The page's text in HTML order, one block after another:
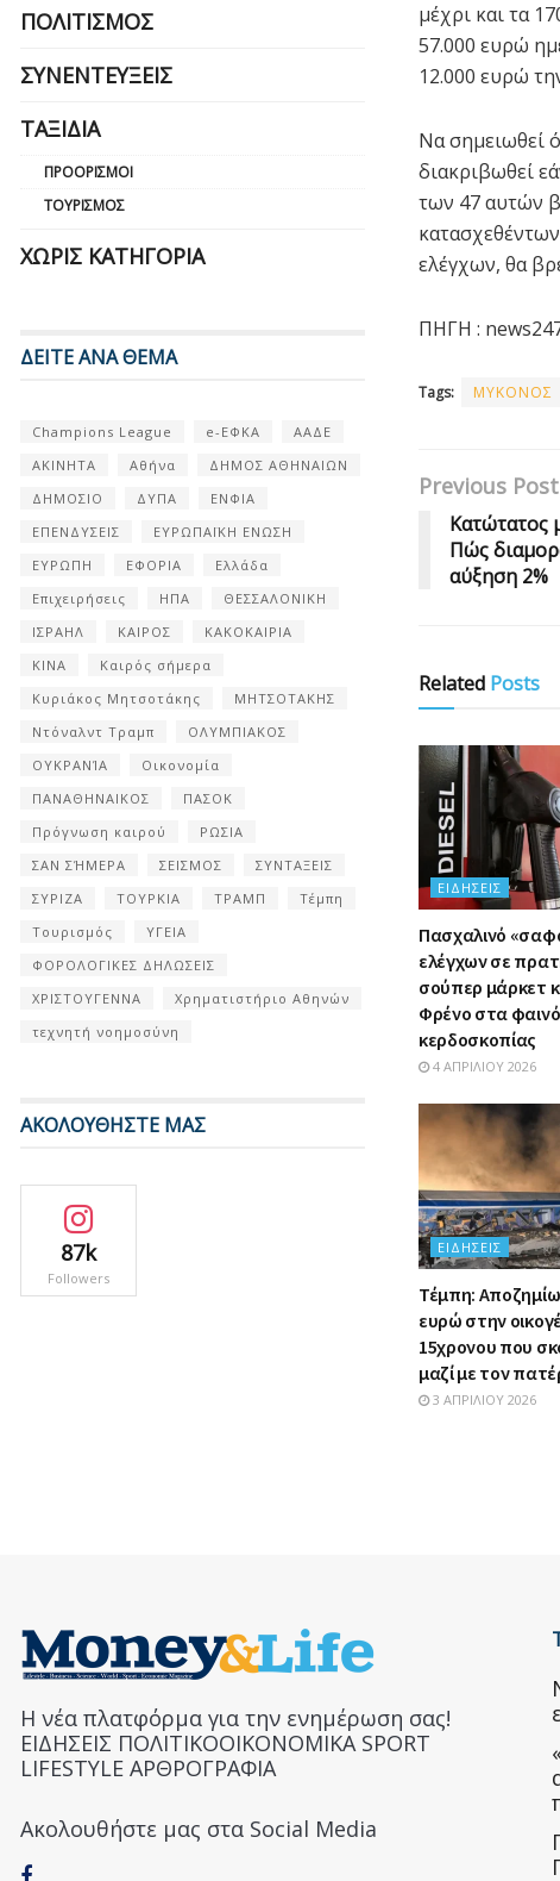
μέχρι και τα
57.000 ευρώ
12.000 ευρώ
Να σημειωθεί
διακριβωθεί
των 47 αυτών
ελέγχων, θα
ΠΗΓΗ :
Tags: ΜΥΚΟΝΟΣ
Previous Post
Kατώτατος
Πώς
αύξηση 2%
Related Posts
ΕΙΔΉΣΕΙΣ
Πασχαλινό
ελέγχων σε
σούπερ μάρκετ
Φρένο στα
κερδοσκοπίας
4 ΑΠΡΙΛΊΟΥ 2026
ΕΙΔΉΣΕΙΣ
Τέμπη:
ευρώ στην
15χρονου που
μαζί με τον
3 ΑΠΡΙΛΊΟΥ 2026
ΠΟΛΙΤΙΣΜΌΣ
ΣΥΝΕΝΤΕΎΞΕΙΣ
ΤΑΞΊΔΙΑ
ΠΡΟΟΡΙΣΜΟΊ
ΤΟΥΡΙΣΜΌΣ
ΧΩΡΊΣ ΚΑΤΗΓΟΡΊΑ
ΔΕΙΤΕ ΑΝΑ ΘΕΜΑ
Champions League e-ΕΦΚΑ
ΑΑΔΕ
ΑΚΙΝΗΤΑ
Αθήνα
ΔΗΜΟΣ ΑΘΗΝΑΙΩΝ
ΔΗΜΟΣΙΟ
ΔΥΠΑ
ΕΝΦΙΑ
ΕΠΕΝΔΥΣΕΙΣ
ΕΥΡΩΠΑΪΚΗ ΕΝΩΣΗ
ΕΥΡΩΠΗ
ΕΦΟΡΙΑ
Ελλάδα
Επιχειρήσεις
ΗΠΑ
ΘΕΣΣΑΛΟΝΙΚΗ
ΙΣΡΑΗΛ
ΚΑΙΡΟΣ
ΚΑΚΟΚΑΙΡΙΑ
ΚΙΝΑ
Καιρός σήμερα
Κυριάκος Μητσοτάκης
ΜΗΤΣΟΤΑΚΗΣ
Ντόναλντ Τραμπ
ΟΛΥΜΠΙΑΚΟΣ
ΟΥΚΡΑΝΊΑ
Οικονομία
ΠΑΝΑΘΗΝΑΙΚΟΣ
ΠΑΣΟΚ
Πρόγνωση καιρού
ΡΩΣΙΑ
ΣΑΝ ΣΉΜΕΡΑ
ΣΕΙΣΜΟΣ
ΣΥΝΤΑΞΕΙΣ
ΣΥΡΙΖΑ
ΤΟΥΡΚΙΑ ΤΡΑΜΠ
Τέμπη
Τουρισμός
ΥΓΕΙΑ
ΦΟΡΟΛΟΓΙΚΕΣ ΔΗΛΩΣΕΙΣ
ΧΡΙΣΤΟΥΓΕΝΝΑ
Χρηματιστήριο Αθηνών
τεχνητή νοημοσύνη
ΑΚΟΛΟΥΘΗΣΤΕ ΜΑΣ
87k
Followers
Η νέα πλατφόρμα για την ενημέρωση σας!
ΕΙΔΗΣΕΙΣ ΠΟΛΙΤΙΚΟΟΙΚΟΝΟΜΙΚΑ SPORT
LIFESTYLE ΑΡΘΡΟΓΡΑΦΙΑ
Ακολουθήστε μας στα Social Media